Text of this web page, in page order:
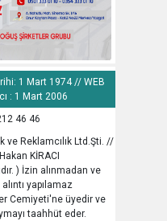
1 Mart 1974 // WEB
: 1 Mart 2006
46 46
ve Reklamcılık Ltd.Şti. //
KİRACI
) İzin alınmadan ve
yapılamaz
Cemiyeti'ne üyedir ve
taahhüt eder.